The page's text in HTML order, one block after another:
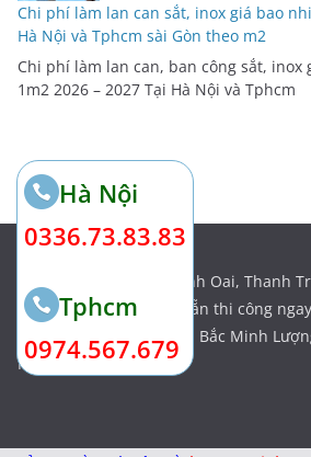
Chi phí làm lan can sắt, inox giá bao
Hà Nội và Tphcm sài Gòn theo m2
Chi phí làm lan can, ban công sắt, inox
1m2 2026 – 2027 Tại Hà Nội và Tphcm
Địa chỉ: Ngõ 11, Tả Thanh Oai, Thanh
Tphcm Sài Gòn thợ có sẵn thi công
_ Nam Của đội thợ Miền Bắc Minh
Nam 0974567679
Hà Nội
0336.73.83.83
Tphcm
0974.567.679